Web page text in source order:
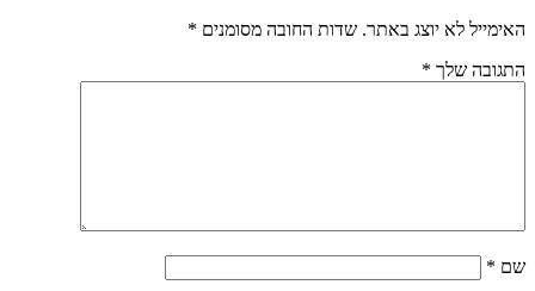
האימייל לא יוצג באתר. שדות החובה מסומנים *
התגובה שלך *
שם *